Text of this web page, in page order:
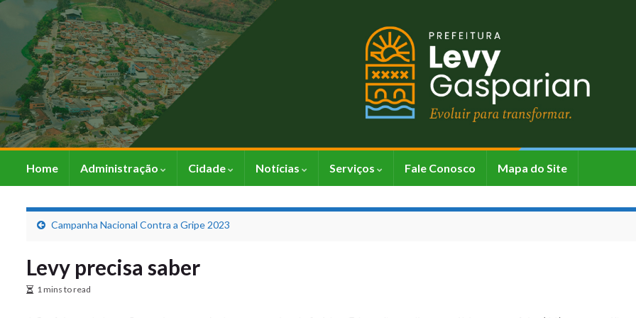
Home Administração Cidade Notícias Serviços Fale Conosco Mapa do Site
Campanha Nacional Contra a Gripe 2023
Levy precisa saber
1 mins to read